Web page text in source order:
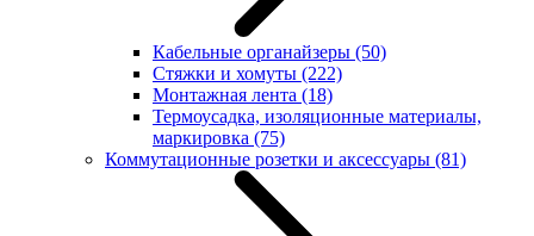
Кабельные органайзеры (50)
Стяжки и хомуты (222)
Монтажная лента (18)
Термоусадка, изоляционные материалы,
маркировка (75)
Коммутационные розетки и аксессуары (81)